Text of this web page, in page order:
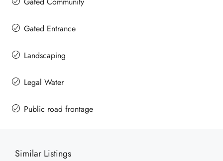
Gated Entrance
Landscaping
Legal Water
Public road frontage
Similar Listings